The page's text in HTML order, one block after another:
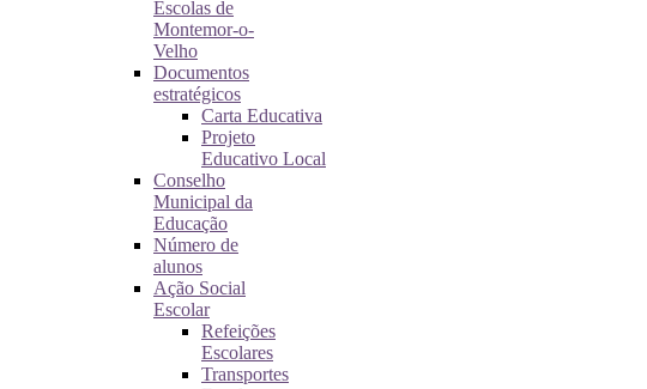
Escolas de
Montemor-o-
Velho
Documentos
estratégicos
Carta Educativa
Projeto
Educativo Local
Conselho
Municipal da
Educação
Número de
alunos
Ação Social
Escolar
Refeições
Escolares
Transportes